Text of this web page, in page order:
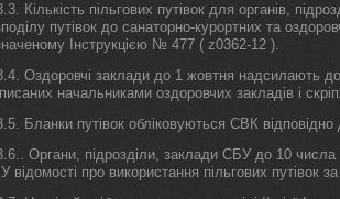
Кількість пільгових путівок для органів,
путівок до санаторно-курортних та
Інструкцією № 477 ( z0362-12 ).
Оздоровчі заклади до 1 жовтня надсилають
начальниками оздоровчих закладів і
Бланки путівок обліковуються СВК
Органи, підрозділи, заклади СБУ до 10
відомості про використання пільгових путівок